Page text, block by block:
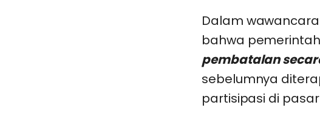
Dalam
bahwa
pembatalan
sebelumnya
partisipasi di pasar